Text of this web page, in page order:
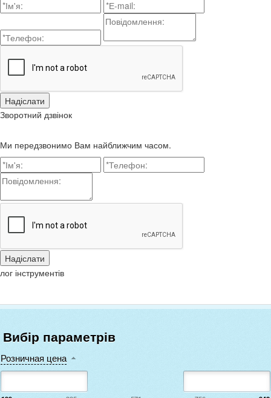
Зворотний дзвінок
Ми передзвонимо Вам найближчим часом.
інструментів
Вибір параметрів
Розничная цена